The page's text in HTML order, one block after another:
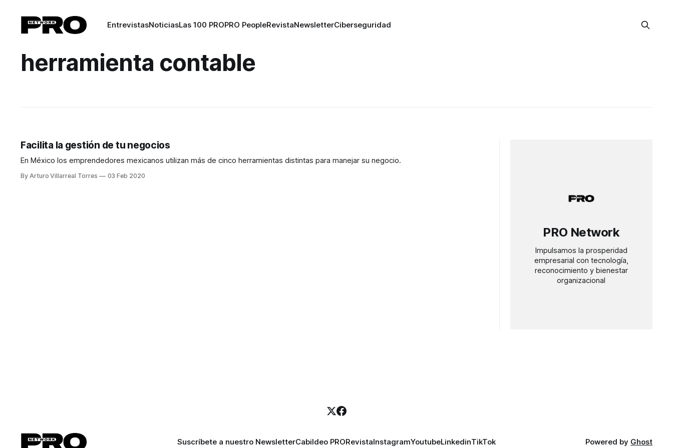
EntrevistasNoticiasLas 100 PROPRO PeopleRevistaNewsletterCiberseguridad
herramienta contable
Facilita la gestión de tu negocios
En México los emprendedores mexicanos utilizan más de cinco herramientas distintas para manejar su negocio.
By Arturo Villarreal Torres 03 Feb 2020
PRO Network
Impulsamos la prosperidad
empresarial con tecnología,
reconocimiento y bienestar
organizacional
Suscríbete a nuestro NewsletterCabildeo PRORevistaInstagramYoutubeLinkedinTikTok Powered by Ghost